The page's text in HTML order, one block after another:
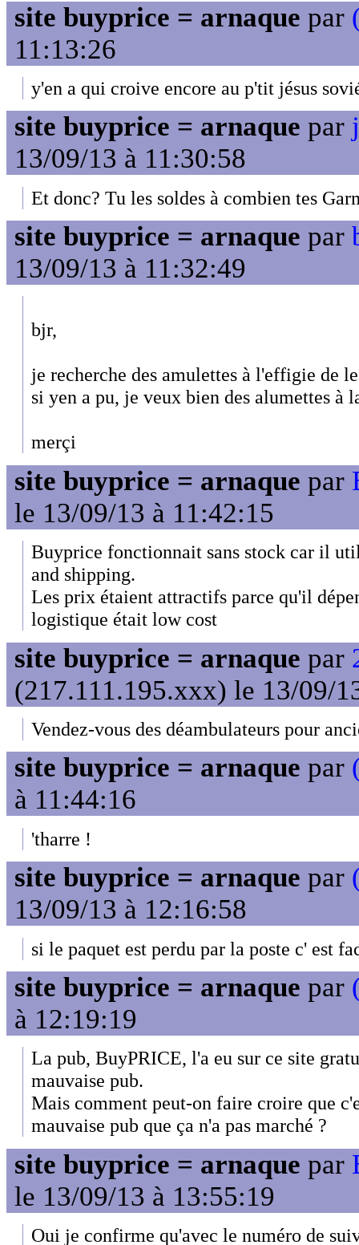
site buyprice = arnaque par
11:13:26
y'en a qui croive encore au p'tit jésus
site buyprice = arnaque par
13/09/13 à 11:30:58
Et donc? Tu les soldes à combien tes
site buyprice = arnaque par
13/09/13 à 11:32:49
bjr,
je recherche des amulettes à l'effigie de
si yen a pu, je veux bien des alumettes à
merçi
site buyprice = arnaque par
le 13/09/13 à 11:42:15
Buyprice fonctionnait sans stock car il
and shipping.
Les prix étaient attractifs parce qu'il
logistique était low cost
site buyprice = arnaque par
(217.111.195.xxx) le 13/09/
Vendez-vous des déambulateurs pour
site buyprice = arnaque par
à 11:44:16
'tharre !
site buyprice = arnaque par
13/09/13 à 12:16:58
si le paquet est perdu par la poste c' est
site buyprice = arnaque par
à 12:19:19
La pub, BuyPRICE, l'a eu sur ce site
mauvaise pub.
Mais comment peut-on faire croire que
mauvaise pub que ça n'a pas marché ?
site buyprice = arnaque par
le 13/09/13 à 13:55:19
Oui je confirme qu'avec le numéro de